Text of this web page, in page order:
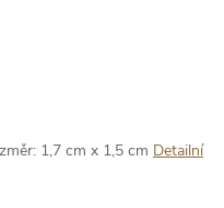
1,7 cm x 1,5 cm Detailní